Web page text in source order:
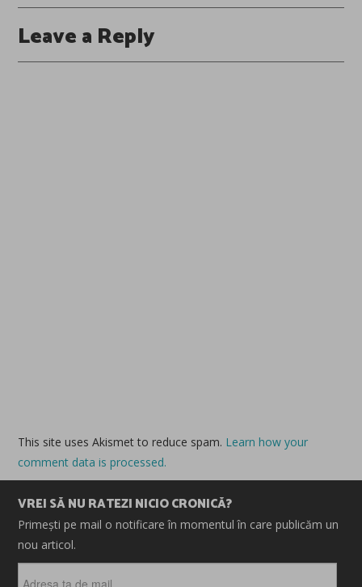
Leave a Reply
This site uses Akismet to reduce spam. Learn how your
comment data is processed.
VREI SĂ NU RATEZI NICIO CRONICĂ?
Primești pe mail o notificare în momentul în care publicăm un
nou articol.